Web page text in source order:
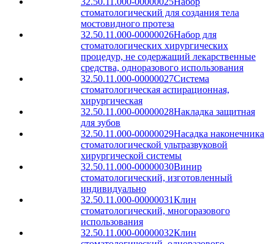
стоматологический для создания тела
мостовидного протеза
32.50.11.000-00000026Набор для
стоматологических хирургических
процедур, не содержащий лекарственные
средства, одноразового использования
32.50.11.000-00000027Система
стоматологическая аспирационная,
хирургическая
32.50.11.000-00000028Накладка защитная
для зубов
32.50.11.000-00000029Насадка наконечника
стоматологической ультразвуковой
хирургической системы
32.50.11.000-00000030Винир
стоматологический, изготовленный
индивидуально
32.50.11.000-00000031Клин
стоматологический, многоразового
использования
32.50.11.000-00000032Клин